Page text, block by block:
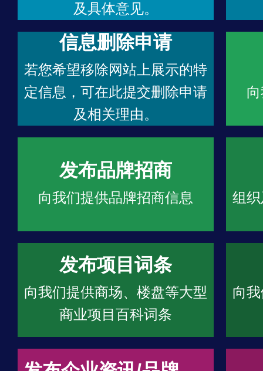
及具体意见。
信息删除申请
若您希望移除网站上展示的特
定信息，可在此提交删除申请
及相关理由。
发布品牌招商
向我们提供品牌招商信息 组
发布项目词条
向我们提供商场、楼盘等大型
商业项目百科词条
向